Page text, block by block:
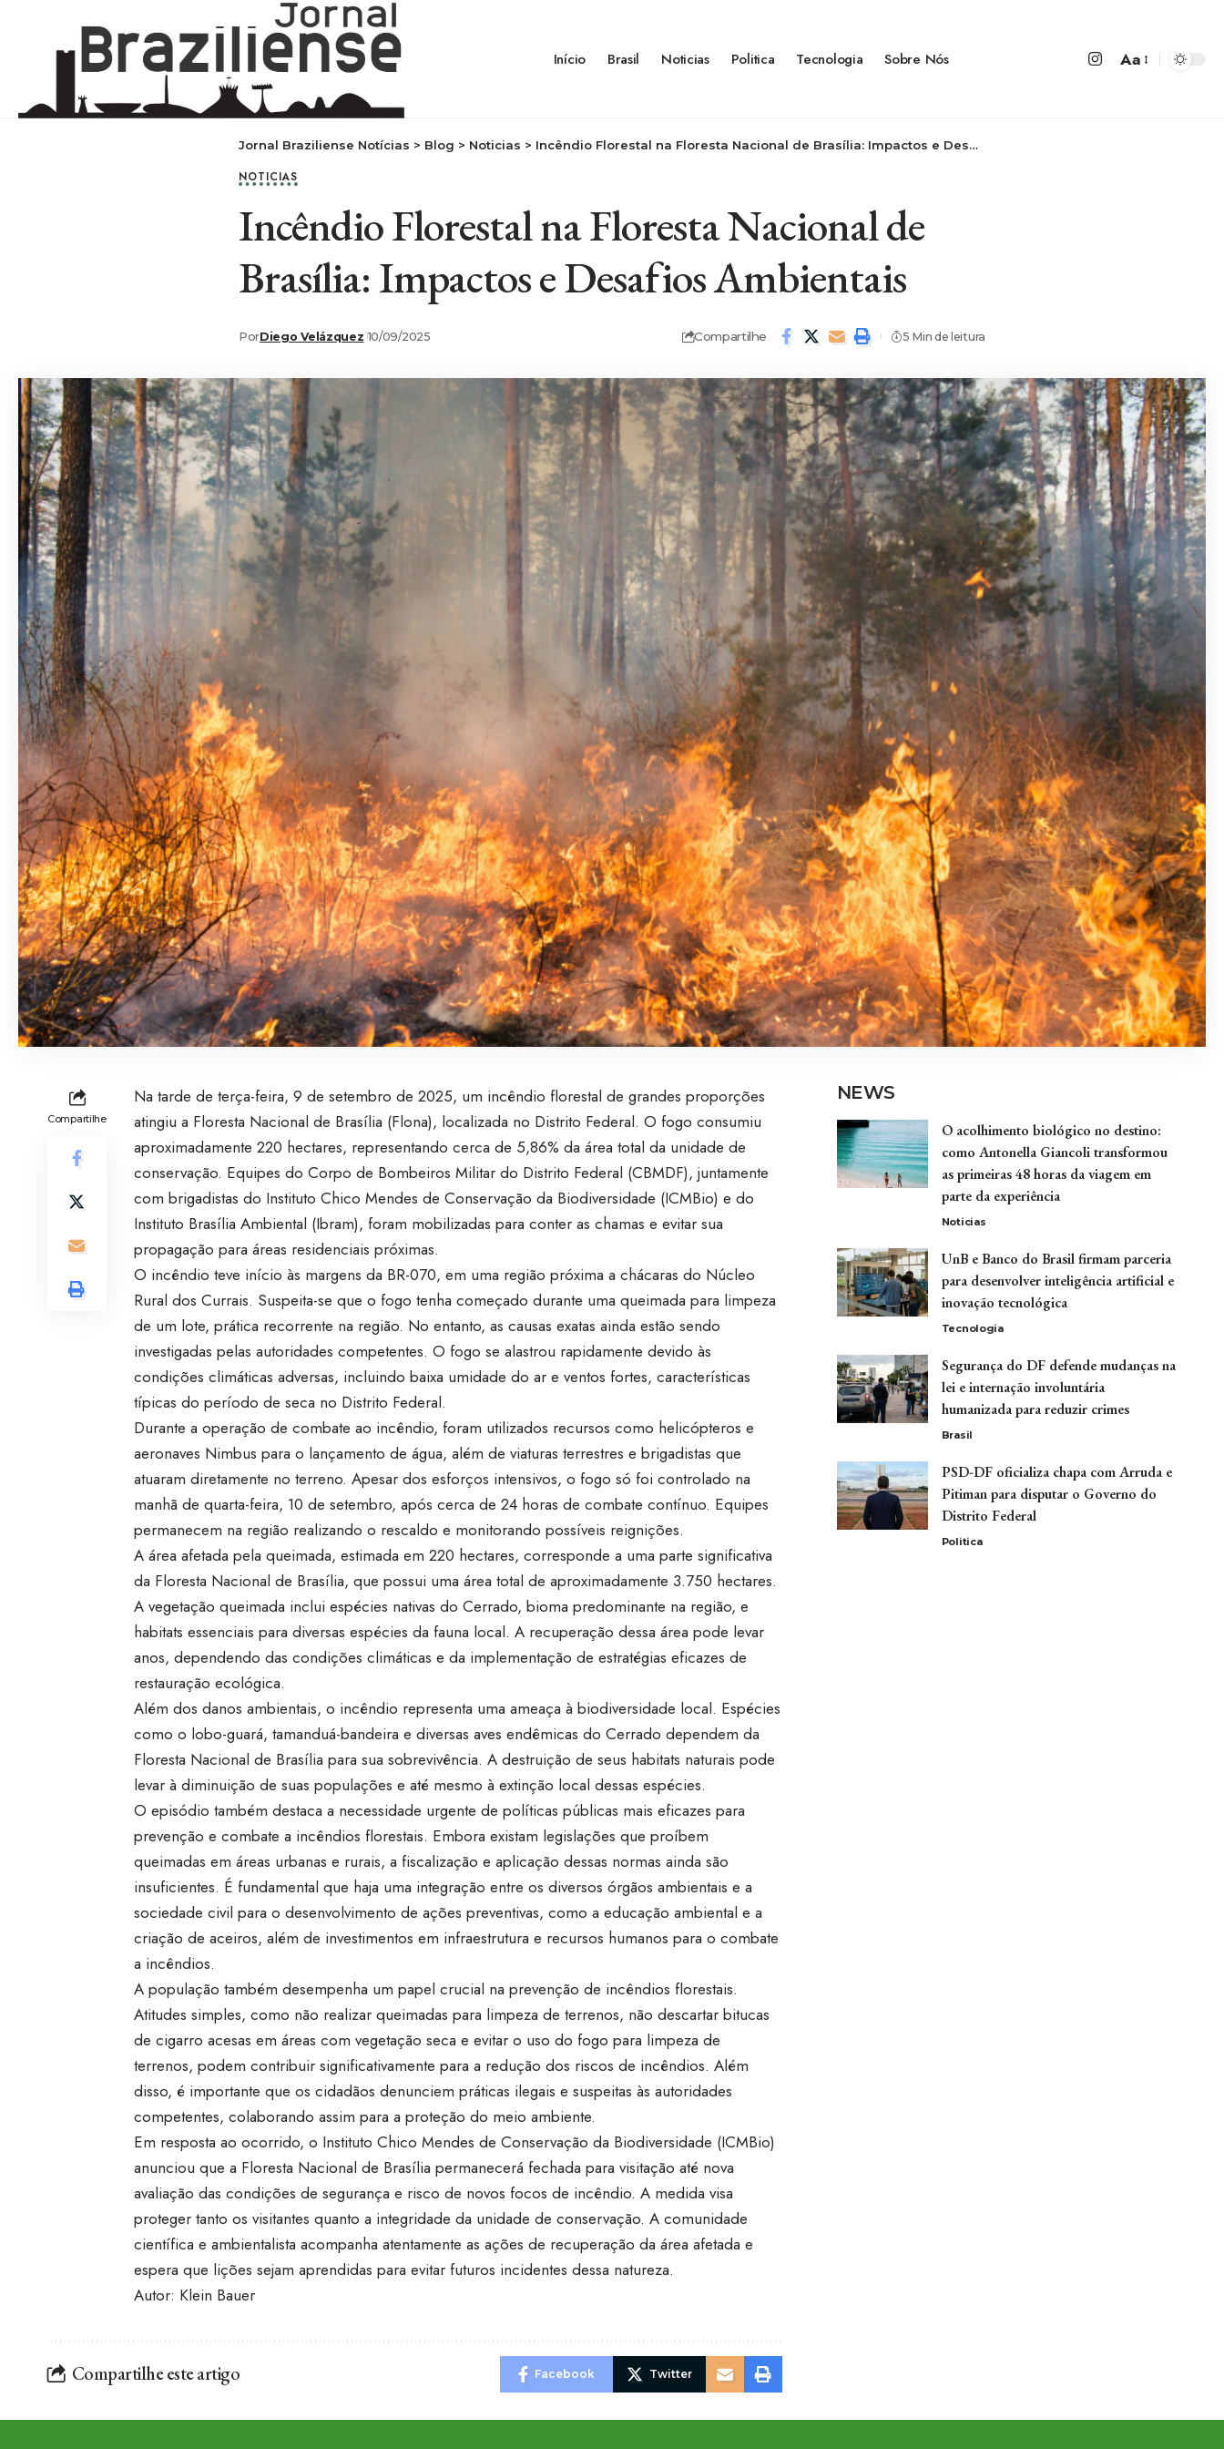
Início Brasil Noticias Politica Tecnologia Sobre Nós Aa
Jornal Braziliense Notícias > Blog > Noticias > Incêndio Florestal na Floresta Nacional de Brasília: Impactos e Desafios Ambientais
NOTICIAS
Incêndio Florestal na Floresta Nacional de
Brasília: Impactos e Desafios Ambientais
PorDiego Velázquez 10/09/2025 Compartilhe 5 Min de leitura
Compartilhe
Na tarde de terça-feira, 9 de setembro de 2025, um incêndio florestal de grandes proporções
atingiu a Floresta Nacional de Brasília (Flona), localizada no Distrito Federal. O fogo consumiu
aproximadamente 220 hectares, representando cerca de 5,86% da área total da unidade de
conservação. Equipes do Corpo de Bombeiros Militar do Distrito Federal (CBMDF), juntamente
com brigadistas do Instituto Chico Mendes de Conservação da Biodiversidade (ICMBio) e do
Instituto Brasília Ambiental (Ibram), foram mobilizadas para conter as chamas e evitar sua
propagação para áreas residenciais próximas.
O incêndio teve início às margens da BR-070, em uma região próxima a chácaras do Núcleo
Rural dos Currais. Suspeita-se que o fogo tenha começado durante uma queimada para limpeza
de um lote, prática recorrente na região. No entanto, as causas exatas ainda estão sendo
investigadas pelas autoridades competentes. O fogo se alastrou rapidamente devido às
condições climáticas adversas, incluindo baixa umidade do ar e ventos fortes, características
típicas do período de seca no Distrito Federal.
Durante a operação de combate ao incêndio, foram utilizados recursos como helicópteros e
aeronaves Nimbus para o lançamento de água, além de viaturas terrestres e brigadistas que
atuaram diretamente no terreno. Apesar dos esforços intensivos, o fogo só foi controlado na
manhã de quarta-feira, 10 de setembro, após cerca de 24 horas de combate contínuo. Equipes
permanecem na região realizando o rescaldo e monitorando possíveis reignições.
A área afetada pela queimada, estimada em 220 hectares, corresponde a uma parte significativa
da Floresta Nacional de Brasília, que possui uma área total de aproximadamente 3.750 hectares.
A vegetação queimada inclui espécies nativas do Cerrado, bioma predominante na região, e
habitats essenciais para diversas espécies da fauna local. A recuperação dessa área pode levar
anos, dependendo das condições climáticas e da implementação de estratégias eficazes de
restauração ecológica.
Além dos danos ambientais, o incêndio representa uma ameaça à biodiversidade local. Espécies
como o lobo-guará, tamanduá-bandeira e diversas aves endêmicas do Cerrado dependem da
Floresta Nacional de Brasília para sua sobrevivência. A destruição de seus habitats naturais pode
levar à diminuição de suas populações e até mesmo à extinção local dessas espécies.
O episódio também destaca a necessidade urgente de políticas públicas mais eficazes para
prevenção e combate a incêndios florestais. Embora existam legislações que proíbem
queimadas em áreas urbanas e rurais, a fiscalização e aplicação dessas normas ainda são
insuficientes. É fundamental que haja uma integração entre os diversos órgãos ambientais e a
sociedade civil para o desenvolvimento de ações preventivas, como a educação ambiental e a
criação de aceiros, além de investimentos em infraestrutura e recursos humanos para o combate
a incêndios.
A população também desempenha um papel crucial na prevenção de incêndios florestais.
Atitudes simples, como não realizar queimadas para limpeza de terrenos, não descartar bitucas
de cigarro acesas em áreas com vegetação seca e evitar o uso do fogo para limpeza de
terrenos, podem contribuir significativamente para a redução dos riscos de incêndios. Além
disso, é importante que os cidadãos denunciem práticas ilegais e suspeitas às autoridades
competentes, colaborando assim para a proteção do meio ambiente.
Em resposta ao ocorrido, o Instituto Chico Mendes de Conservação da Biodiversidade (ICMBio)
anunciou que a Floresta Nacional de Brasília permanecerá fechada para visitação até nova
avaliação das condições de segurança e risco de novos focos de incêndio. A medida visa
proteger tanto os visitantes quanto a integridade da unidade de conservação. A comunidade
científica e ambientalista acompanha atentamente as ações de recuperação da área afetada e
espera que lições sejam aprendidas para evitar futuros incidentes dessa natureza.
Autor: Klein Bauer
Compartilhe este artigo Facebook Twitter
NEWS
O acolhimento biológico no destino:
como Antonella Giancoli transformou
as primeiras 48 horas da viagem em
parte da experiência
Noticias
UnB e Banco do Brasil firmam parceria
para desenvolver inteligência artificial e
inovação tecnológica
Tecnologia
Segurança do DF defende mudanças na
lei e internação involuntária
humanizada para reduzir crimes
Brasil
PSD-DF oficializa chapa com Arruda e
Pitiman para disputar o Governo do
Distrito Federal
Politica